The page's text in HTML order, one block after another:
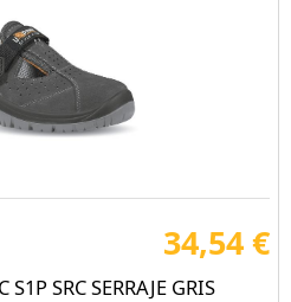
34,54 €
SRC SERRAJE GRIS